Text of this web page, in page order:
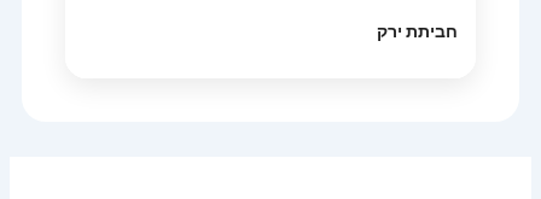
חביתת ירק